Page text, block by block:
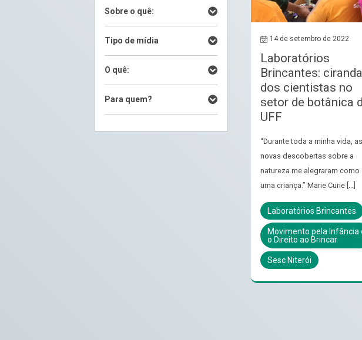
Sobre o quê:
Tipo de mídia
O quê:
Para quem?
14 de setembro de 2022
Laboratórios
Brincantes: ciranda
dos cientistas no
setor de botânica
UFF
“Durante toda a minha vida, as
novas descobertas sobre a
natureza me alegraram como
uma criança.” Marie Curie […]
Laboratórios Brincantes
Movimento pela Infância
o Direito ao Brincar
Sesc Niterói